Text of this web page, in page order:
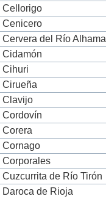
Cellorigo
Cenicero
Cervera del Río Alhama
Cidamón
Cihuri
Cirueña
Clavijo
Cordovín
Corera
Cornago
Corporales
Cuzcurrita de Río Tirón
Daroca de Rioja